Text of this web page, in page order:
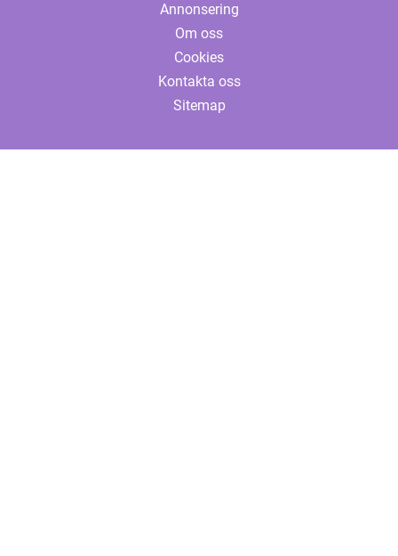
Annonsering
Om oss
Cookies
Kontakta oss
Sitemap